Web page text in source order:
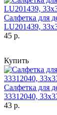
Салфетка для
LU201439,
45 р.
Купить
Салфетка для
33312040,
43 р.